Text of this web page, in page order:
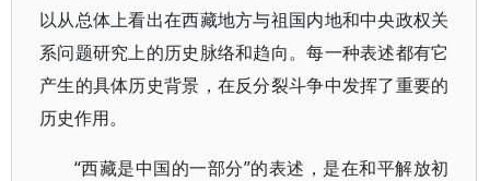
以从总体上看出在西藏地方与祖国内地和中央政权关
系问题研究上的历史脉络和趋向。每一种表述都有它
产生的具体历史背景，在反分裂斗争中发挥了重要的
历史作用。
“西藏是中国的一部分”的表述，是在和平解放初